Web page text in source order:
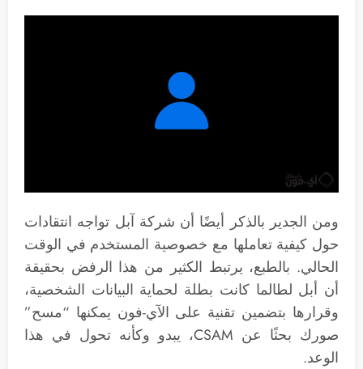
ومن الجدير بالذكر أيضًا أن شركة آبل تواجه انتقادات
حول كيفية تعاملها مع خصوصية المستخدم في الوقت
الحالي. بالطبع، يرتبط الكثير من هذا الرفض بحقيقة
أن أبل لطالما كانت بطلة لحماية البيانات الشخصية،
وقرارها بتضمين تقنية على الآي-فون يمكنها “مسح”
صورك بحثًا عن CSAM، يبدو وكأنه تحول في هذا
الوعد.